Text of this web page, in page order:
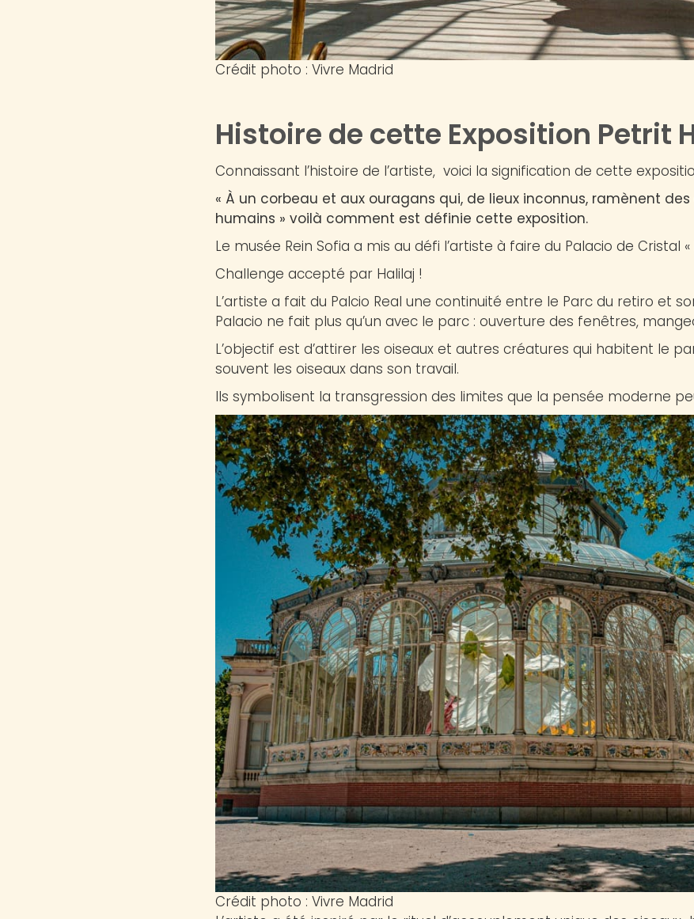
Crédit photo : Vivre Madrid
Histoire de cette Exposition Petrit
Connaissant l’histoire de l’artiste, voici la signification de cette
« À un corbeau et aux ouragans qui, de lieux inconnus, ramènent des
humains » voilà comment est définie cette exposition.
Le musée Rein Sofia a mis au défi l’artiste à faire du Palacio de Cristal
Challenge accepté par Halilaj !
L’artiste a fait du Palcio Real une continuité entre le Parc du retiro et
Palacio ne fait plus qu’un avec le parc : ouverture des fenêtres,
L’objectif est d’attirer les oiseaux et autres créatures qui habitent le
souvent les oiseaux dans son travail.
Ils symbolisent la transgression des limites que la pensée moderne
Crédit photo : Vivre Madrid